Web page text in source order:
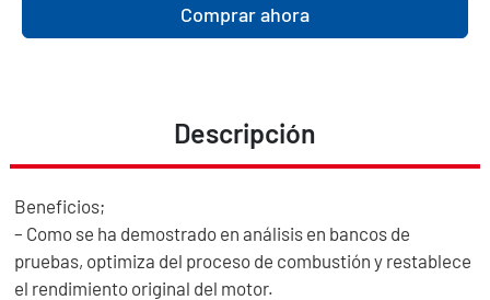
Comprar ahora
Descripción
Beneficios;
– Como se ha demostrado en análisis en bancos de
pruebas, optimiza del proceso de combustión y restablece
el rendimiento original del motor.